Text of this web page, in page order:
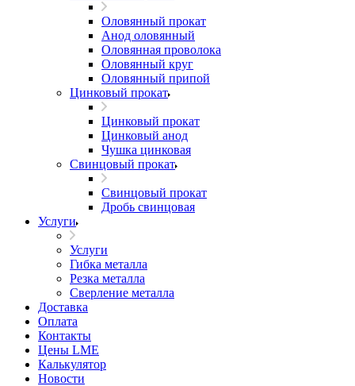
Оловянный прокат
Анод оловянный
Оловянная проволока
Оловянный круг
Оловянный припой
Цинковый прокат
Цинковый прокат
Цинковый анод
Чушка цинковая
Свинцовый прокат
Свинцовый прокат
Дробь свинцовая
Услуги
Услуги
Гибка металла
Резка металла
Сверление металла
Доставка
Оплата
Контакты
Цены LME
Калькулятор
Новости